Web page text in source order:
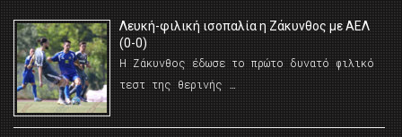
Λευκή-φιλική ισοπαλία η Ζάκυνθος με ΑΕΛ
(0-0)
Η Ζάκυνθος έδωσε το πρώτο δυνατό φιλικό
τεστ της θερινής …